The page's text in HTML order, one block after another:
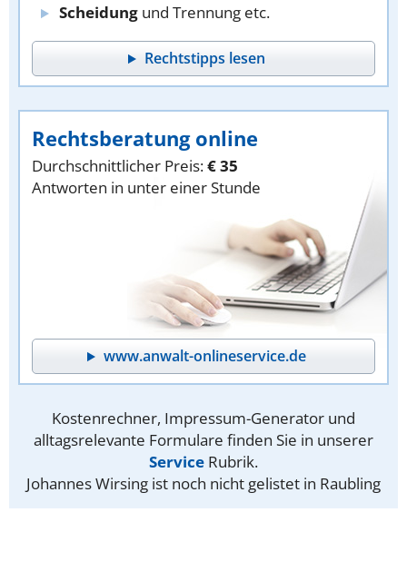
Scheidung und Trennung etc.
Rechtstipps lesen
Rechtsberatung online
Durchschnittlicher Preis:€ 35
Antworten in unter einer Stunde
www.anwalt-onlineservice.de
Kostenrechner, Impressum-Generator und
alltagsrelevante Formulare finden Sie in unserer
Service Rubrik.
Johannes Wirsing ist noch nicht gelistet in Raubling